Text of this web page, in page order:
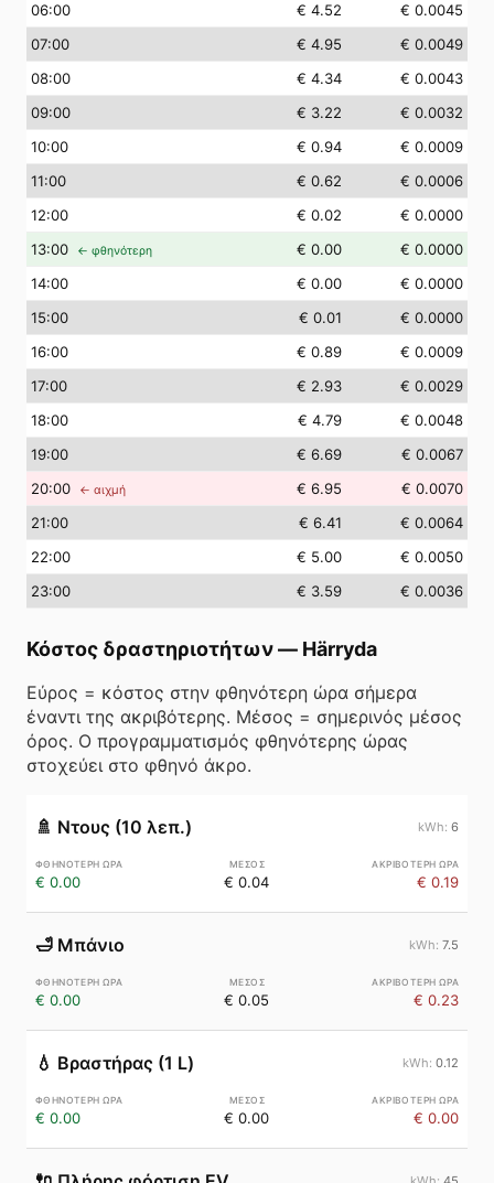
06:00 € 4.52
€ 0.0045
07:00 € 4.95
€ 0.0049
08:00 € 4.34
€ 0.0043
09:00 € 3.22
€ 0.0032
10:00 € 0.94
€ 0.0009
11:00 € 0.62
€ 0.0006
12:00 € 0.02
€ 0.0000
13:00 ← φθηνότερη € 0.00
€ 0.0000
14:00 € 0.00
€ 0.0000
15:00 € 0.01
€ 0.0000
16:00 € 0.89
€ 0.0009
17:00 € 2.93
€ 0.0029
18:00 € 4.79
€ 0.0048
19:00 € 6.69
€ 0.0067
20:00 ← αιχμή € 6.95
€ 0.0070
21:00 € 6.41
€ 0.0064
22:00 € 5.00
€ 0.0050
23:00 € 3.59 € 0.0036
Κόστος δραστηριοτήτων— Härryda
Εύρος = κόστος στην φθηνότερη ώρα σήμερα
έναντι της ακριβότερης. Μέσος = σημερινός μέσος
όρος. Ο προγραμματισμός φθηνότερης ώρας
στοχεύει στο φθηνό άκρο.
🚿 Ντους (10 λεπ.) 6
€ 0.00 € 0.04 € 0.19
🛁 Μπάνιο 7.5
€ 0.00 € 0.05 € 0.23
💧 Βραστήρας (1 L) 0.12
€ 0.00 € 0.00 € 0.00